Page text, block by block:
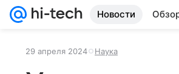
Новости
29 апреля 2024 Наука